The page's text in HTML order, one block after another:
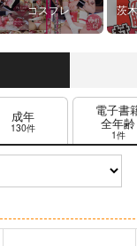
コスプレ 茨
成年
130件
電子書
全年齢
1件